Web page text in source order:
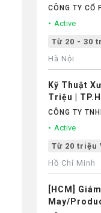
CÔNG TY CỔ
Active
Từ 20 - 30
Hà Nội
Kỹ Thuật
Triệu |
CÔNG TY
Active
Từ 20 triệu
Hồ Chí Minh
[HCM]
May/